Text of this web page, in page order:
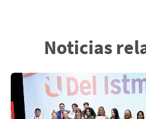
Noticias